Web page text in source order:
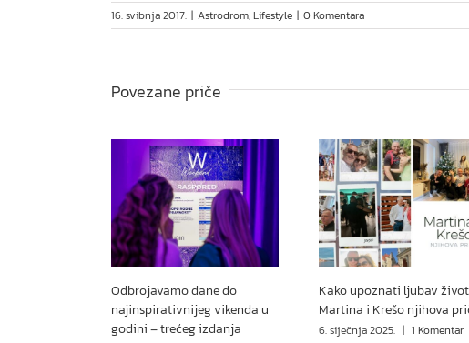
16. svibnja 2017. | Astrodrom,Lifestyle | 0 Komentara
Povezane priče
Odbrojavamo dane do
najinspirativnijeg vikenda u
godini – trećeg izdanja
Kako upoznati ljubav
Martina i Krešo njihova
6. siječnja 2025. | 1 Komentar